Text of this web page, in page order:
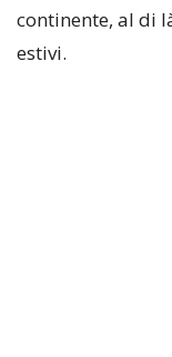
continente, al di
estivi.